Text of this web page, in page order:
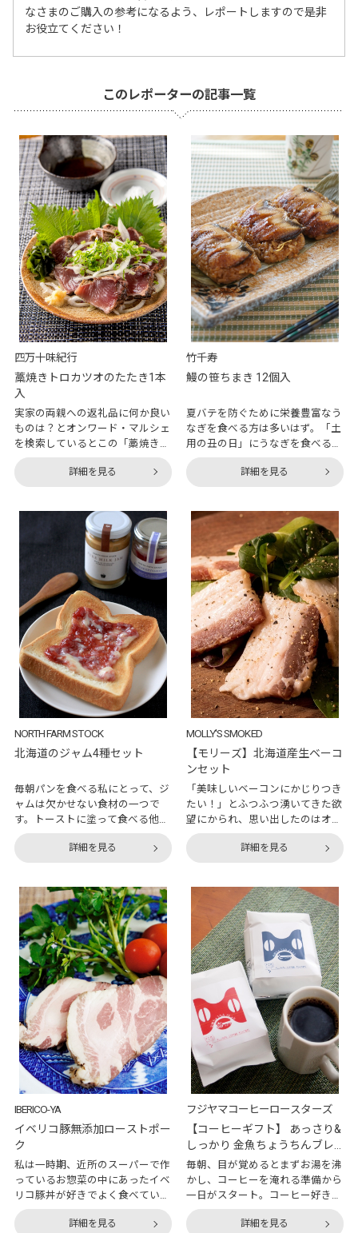
なさまのご購入の参考になるよう、レポートしますので是非
お役立てください！
このレポーターの記事一覧
四万十味紀行
藁焼きトロカツオのたたき1本
入
実家の両親への返礼品に何か良い
ものは？とオンワード・マルシェ
を検索しているとこの「藁焼きト
見。お酒が好きな両親へぴったり
な商品に、ついでに自分の分まで
購入してしまいました。高知県の
名物料理、カツオの藁焼きは本場
の味を体験済みですが、なぜ藁で
焼くカツオはあんなにも美味しい
のでしょうか？理由は、藁の炎は
一瞬で高温になり、表面を一気に
焼くことができるから。なので外
側はしっかりとした焼き目が付
き、中身は程よく生の状態で、旨
味をしっかり閉じ込められるので
す。また、藁の香りがカツオに移
り、芳ばし
詳細を見る
竹千寿
鰻の笹ちまき 12個入
夏バテを防ぐために栄養豊富なう
なぎを食べる方は多いはず。「土
用の丑の日」にうなぎを食べる風
内が考えたといわれています。な
に「う」の付く食べ物を口にする
と夏バテしないという言い伝えを
もとにして、「本日、丑の日」と
いう看板を店先に出すよう勧めた
ところ、そのうなぎ屋が大変繁
盛、他のうなぎ屋も真似をするよ
うになったのだとか。平賀源内が
生きていた江戸時代には、うなぎ
が夏バテ予防に効果があるという
科学的な根拠はありませんでし
た。しかし偶然とは凄いもので、
事実うなぎは栄養豊富で、疲労回
復に効果が
詳細を見る
NORTH FARM STOCK
北海道のジャム4種セット
毎朝パンを食べる私にとって、ジ
ャムは欠かせない食材の一つで
す。トーストに塗って食べる他に
かけるソースに使うなど、使い勝
ありました。普段なら近所のスー
パーで購入するのですが、たまに
は上質なジャムを味わってみよう
と思い立ち、早速オンワード・マ
ルシェで検索して見つけたのが今
回紹介する逸品です。箱を開ける
と見た目にも美しいジャムが現れ
ました。こちらの逸品をよく見る
と、ミルクジャムと果肉のジャム
が1つのビンに入っています。こ
れは珍しいですね。 今回お
詳細を見る
MOLLY'S SMOKED
【モリーズ】北海道産生ベーコ
ンセット
「美味しいベーコンにかじりつき
たい！」とふつふつ湧いてきた欲
望にかられ、思い出したのはオン
記事。『MOLLY'SSMOKED』とい
ットで審査員からの称賛を集めて
いたんですよね。そこで調べてみ
たところ「ラベンダーポーク」と
いった北海道産豚肉のベーコンを
発見。本場パルマの伝統的な生ハ
ムづくりに使用される、肥育期間
の長い上質なお肉なのだそう。北
海道産かイタリア産か、悩みに悩
み抜いた結果、今回は「北海道産
詳細を見る
IBERICO-YA
イベリコ豚無添加ローストポー
ク
私は一時期、近所のスーパーで作
っているお惣菜の中にあったイベ
リコ豚丼が好きでよく食べていま
てご飯にのせただけのものです
詳細を見る
フジヤマコーヒーロースターズ
【コーヒーギフト】 あっさり&
しっかり 金魚ちょうちんブレ
ンド（粉）
毎朝、目が覚めるとまずお湯を沸
かし、コーヒーを淹れる準備から
一日がスタート。コーヒー好きの
出が日課になっている方も多いの
詳細を見る